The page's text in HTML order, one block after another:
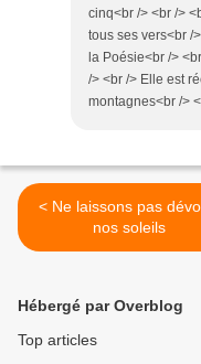
cinq<br /> <br />
tous ses vers<br /
la Poésie<br /
/> <br /> Elle est
montagnes<br /
< Ne laissons pas dévorer
nos soleils
Hébergé par Overblog
Top articles